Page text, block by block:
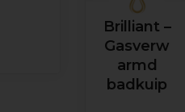
Brilliant –
Gasverw
armd
badkuip